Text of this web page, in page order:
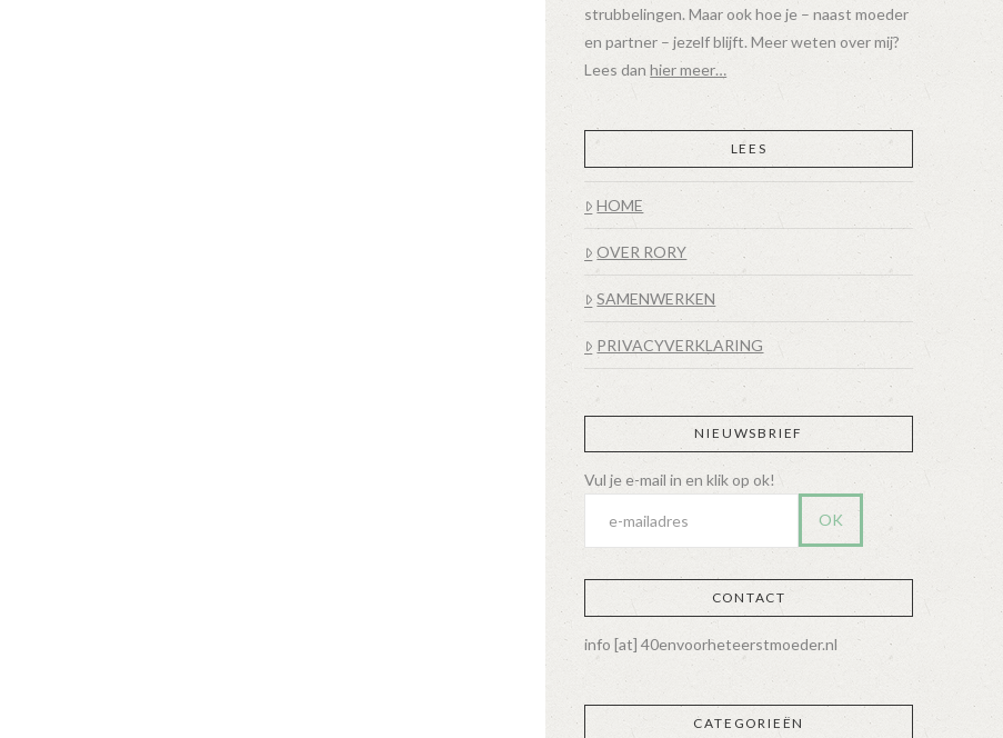
strubbelingen. Maar ook hoe je – naast moeder
en partner – jezelf blijft. Meer weten over mij?
Lees danhier meer…
LEES
HOME
OVER RORY
SAMENWERKEN
PRIVACYVERKLARING
NIEUWSBRIEF
CONTACT
info [at] 40envoorheteerstmoeder.nl
CATEGORIEËN